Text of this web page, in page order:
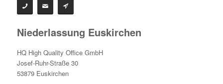
Niederlassung Euskirchen
HQ High Quality Office GmbH
Josef-Ruhr-Straße 30
53879 Euskirchen